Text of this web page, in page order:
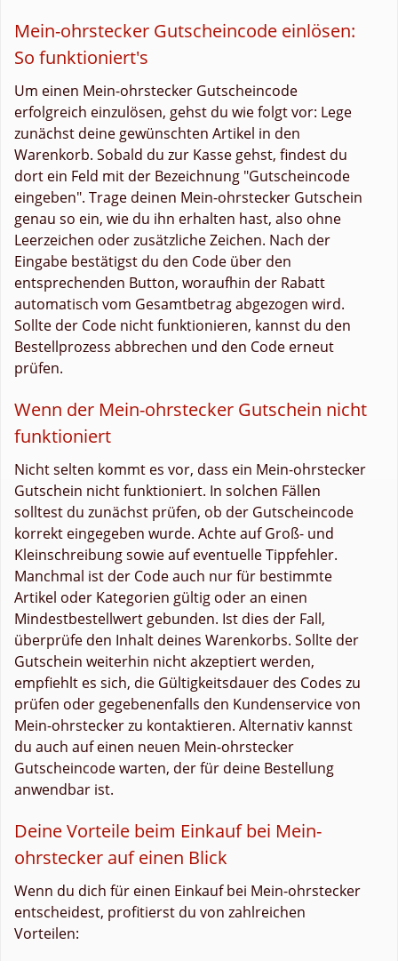
Mein-ohrstecker Gutscheincode einlösen:
So funktioniert's
Um einen Mein-ohrstecker Gutscheincode
erfolgreich einzulösen, gehst du wie folgt vor: Lege
zunächst deine gewünschten Artikel in den
Warenkorb. Sobald du zur Kasse gehst, findest du
dort ein Feld mit der Bezeichnung "Gutscheincode
eingeben". Trage deinen Mein-ohrstecker Gutschein
genau so ein, wie du ihn erhalten hast, also ohne
Leerzeichen oder zusätzliche Zeichen. Nach der
Eingabe bestätigst du den Code über den
entsprechenden Button, woraufhin der Rabatt
automatisch vom Gesamtbetrag abgezogen wird.
Sollte der Code nicht funktionieren, kannst du den
Bestellprozess abbrechen und den Code erneut
prüfen.
Wenn der Mein-ohrstecker Gutschein nicht
funktioniert
Nicht selten kommt es vor, dass ein Mein-ohrstecker
Gutschein nicht funktioniert. In solchen Fällen
solltest du zunächst prüfen, ob der Gutscheincode
korrekt eingegeben wurde. Achte auf Groß- und
Kleinschreibung sowie auf eventuelle Tippfehler.
Manchmal ist der Code auch nur für bestimmte
Artikel oder Kategorien gültig oder an einen
Mindestbestellwert gebunden. Ist dies der Fall,
überprüfe den Inhalt deines Warenkorbs. Sollte der
Gutschein weiterhin nicht akzeptiert werden,
empfiehlt es sich, die Gültigkeitsdauer des Codes zu
prüfen oder gegebenenfalls den Kundenservice von
Mein-ohrstecker zu kontaktieren. Alternativ kannst
du auch auf einen neuen Mein-ohrstecker
Gutscheincode warten, der für deine Bestellung
anwendbar ist.
Deine Vorteile beim Einkauf bei Mein-
ohrstecker auf einen Blick
Wenn du dich für einen Einkauf bei Mein-ohrstecker
entscheidest, profitierst du von zahlreichen
Vorteilen: